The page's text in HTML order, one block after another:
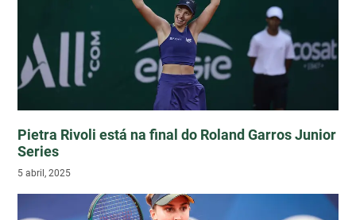
Pietra Rivoli está na final do Roland Garros Junior
Series
5 abril, 2025